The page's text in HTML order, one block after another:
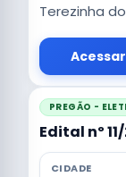
Terezinha
PREGÃO -
Edital nº
CIDADE